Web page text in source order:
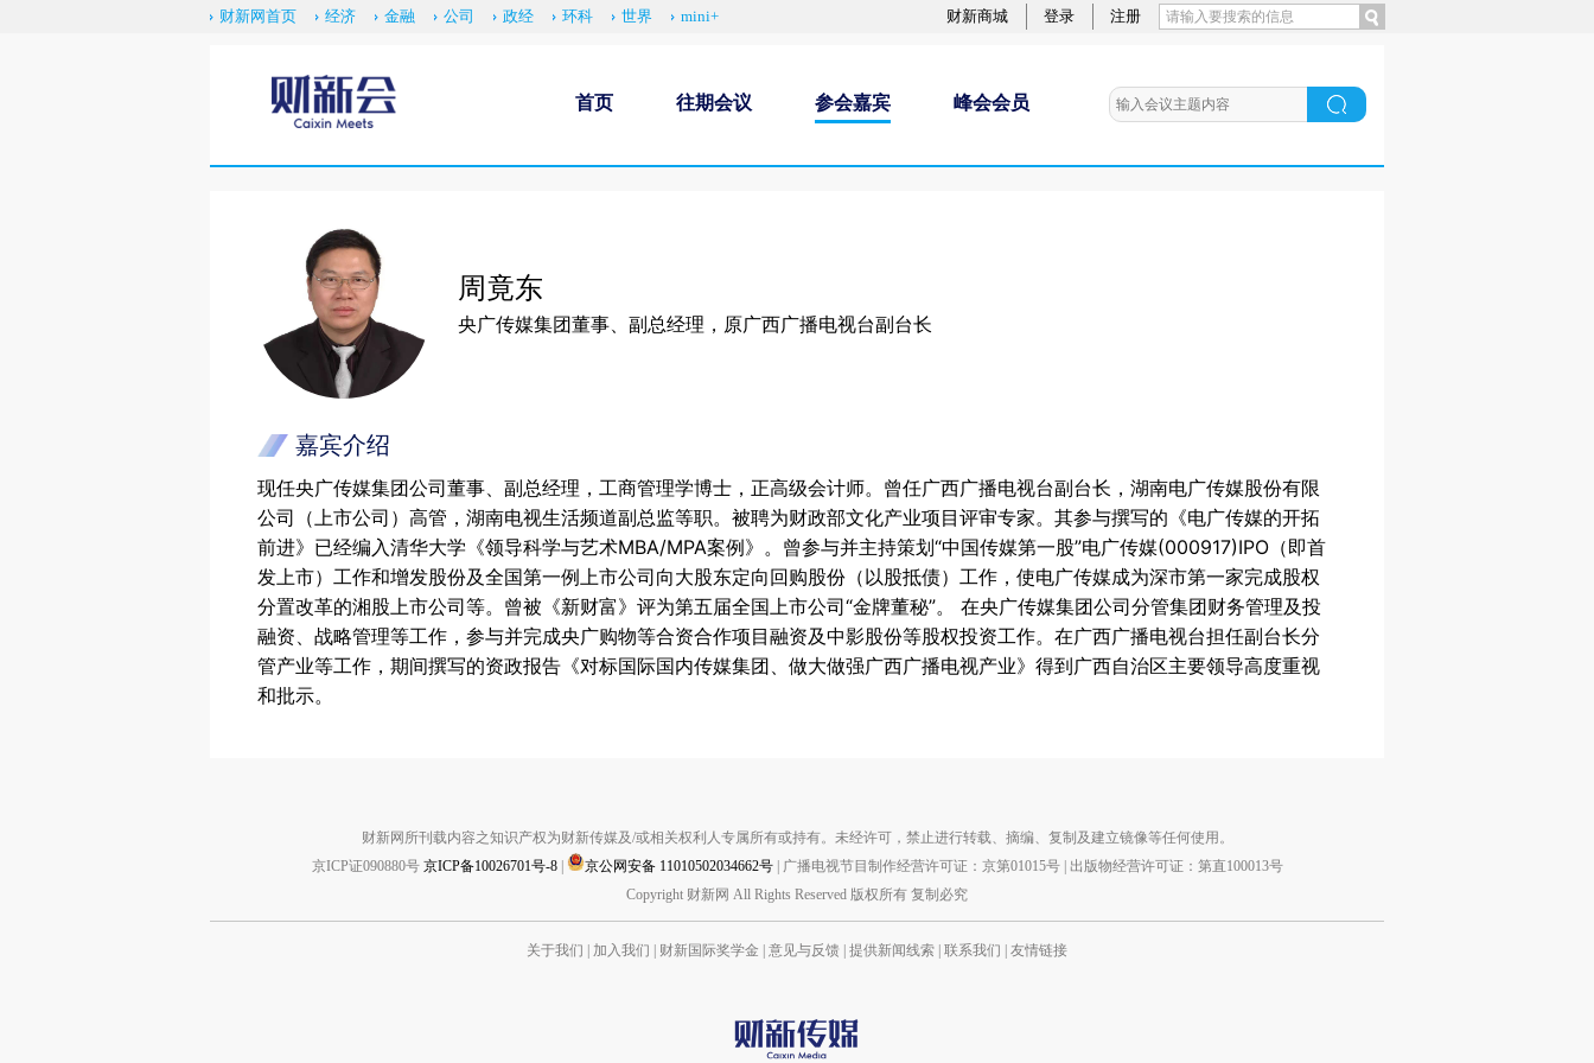
财新商城 登录 注册
财新网首页 经济 金融 公司 政经 环科 世界 mini+
首页 往期会议 参会嘉宾 峰会会员
周竟东
央广传媒集团董事、副总经理‌，原广西广播电视台副台长
嘉宾介绍
现任央广传媒集团公司董事、副总经理，工商管理学博士，正高级会计师。曾任广西广播电视台副台长，湖南电广传媒股份有限
公司（上市公司）高管，湖南电视生活频道副总监等职。被聘为财政部文化产业项目评审专家。其参与撰写的《电广传媒的开拓
前进》已经编入清华大学《领导科学与艺术MBA/MPA案例》。曾参与并主持策划“中国传媒第一股”电广传媒(000917)IPO（即首
发上市）工作和增发股份及全国第一例上市公司向大股东定向回购股份（以股抵债）工作，使电广传媒成为深市第一家完成股权
分置改革的湘股上市公司等。曾被《新财富》评为第五届全国上市公司“金牌董秘”。 在央广传媒集团公司分管集团财务管理及投
融资、战略管理等工作，参与并完成央广购物等合资合作项目融资及中影股份等股权投资工作。在广西广播电视台担任副台长分
管产业等工作，期间撰写的资政报告《对标国际国内传媒集团、做大做强广西广播电视产业》得到广西自治区主要领导高度重视
和批示。
财新网所刊载内容之知识产权为财新传媒及/或相关权利人专属所有或持有。未经许可，禁止进行转载、摘编、复制及建立镜像等任何使用。
京ICP证090880号 京ICP备10026701号-8 京公网安备 11010502034662号 广播电视节目制作经营许可证：京第01015号| 出版物经营许可证：第直100013号
Copyright 财新网 All Rights Reserved 版权所有 复制必究
关于我们 加入我们 财新国际奖学金 意见与反馈 提供新闻线索 联系我们 友情链接